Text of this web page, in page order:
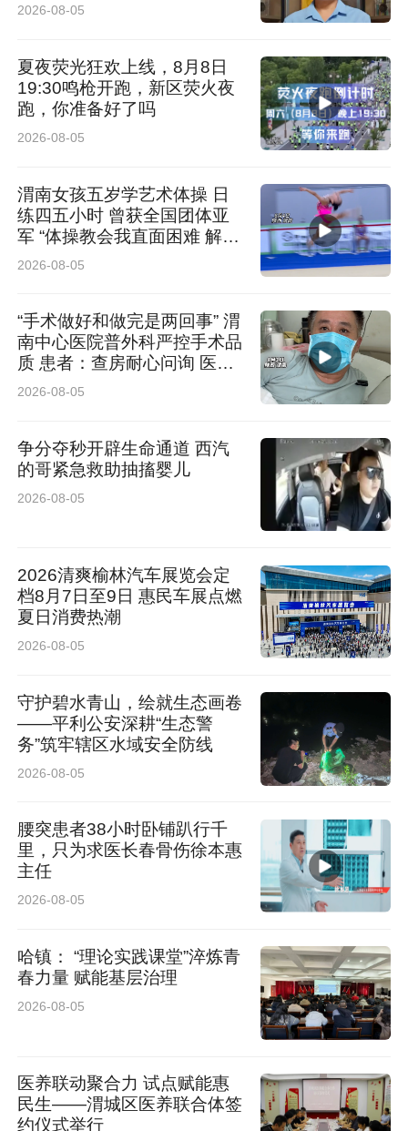
从广场上的热闹互动，到入户时的耐心讲解，宇
文路社区用“集中宣传+入户走访”的方式，织密了
一张覆盖全辖区的安全防护网。此次活动不仅让
防灾减灾知识入脑入心，更拉近了社区与居民的
距离，让“人人讲安全、个个会应急”的理念，真
活动为契机，持续开展常态化防灾减灾宣传，把
安全知识送到更多居民身边，用实实在在的行
动，守护好辖区每一个家庭的平安与幸福。
2026-08-05
夏夜荧光狂欢上线，8月8日
19:30鸣枪开跑，新区荧火夜
跑，你准备好了吗
2026-08-05
渭南女孩五岁学艺术体操 日
练四五小时 曾获全国团体亚
军 “体操教会我直面困难 解决
困难”
2026-08-05
“手术做好和做完是两回事” 渭
南中心医院普外科严控手术品
质 患者：查房耐心问询 医护
认真负责
2026-08-05
争分夺秒开辟生命通道 西汽
的哥紧急救助抽搐婴儿
2026-08-05
2026清爽榆林汽车展览会定
档8月7日至9日 惠民车展点燃
夏日消费热潮
2026-08-05
守护碧水青山，绘就生态画卷
——平利公安深耕“生态警
务”筑牢辖区水域安全防线
2026-08-05
腰突患者38小时卧铺趴行千
里，只为求医长春骨伤徐本惠
主任
2026-08-05
哈镇： “理论实践课堂”淬炼青
春力量 赋能基层治理
2026-08-05
医养联动聚合力 试点赋能惠
民生——渭城区医养联合体签
约仪式举行